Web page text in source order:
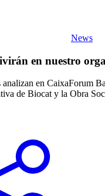
News
en nuestro
en CaixaForum
de Biocat y la Obra